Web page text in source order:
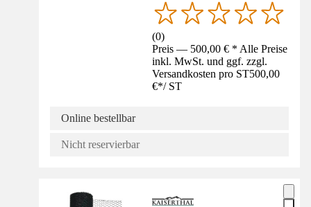
(0)
Preis — 500,00 € * Alle Preise
inkl. MwSt. und ggf. zzgl.
Versandkosten pro ST500,00
€*/ ST
Online bestellbar
Nicht reservierbar